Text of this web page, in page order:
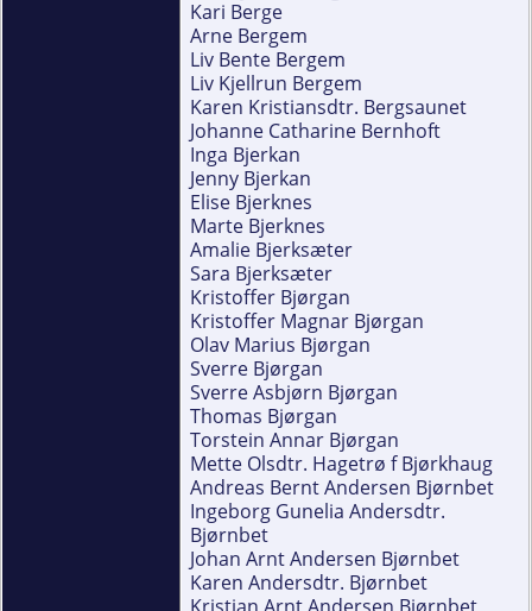
Kari Berge
Arne Bergem
Liv Bente Bergem
Liv Kjellrun Bergem
Karen Kristiansdtr. Bergsaunet
Johanne Catharine Bernhoft
Inga Bjerkan
Jenny Bjerkan
Elise Bjerknes
Marte Bjerknes
Amalie Bjerksæter
Sara Bjerksæter
Kristoffer Bjørgan
Kristoffer Magnar Bjørgan
Olav Marius Bjørgan
Sverre Bjørgan
Sverre Asbjørn Bjørgan
Thomas Bjørgan
Torstein Annar Bjørgan
Mette Olsdtr. Hagetrø f Bjørkhaug
Andreas Bernt Andersen Bjørnbet
Ingeborg Gunelia Andersdtr.
Bjørnbet
Johan Arnt Andersen Bjørnbet
Karen Andersdtr. Bjørnbet